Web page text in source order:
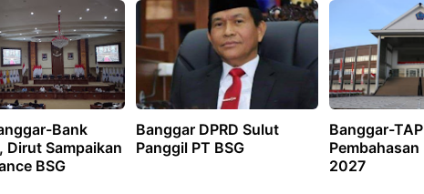
Bank
Dirut Sampaikan
BSG
Banggar DPRD Sulut
Panggil PT BSG
Banggar-
Pembahasan
2027